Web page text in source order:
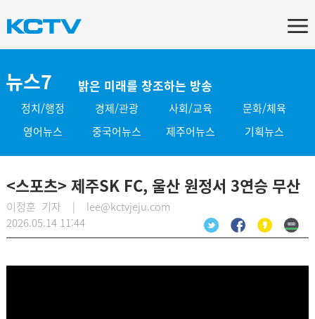
뉴스7 밝은 미래를 창조하는 방송
정치/행정 경제/관광 사회/교육
문화/체육
영어뉴스
중국어뉴스 제주어뉴스 기획뉴스
<스포츠> 제주SK FC, 울산 원정서 3연승 무산
이정훈 기자 | lee@kctvjeju.com
2026.05.14 11:44